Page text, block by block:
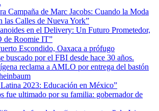
Campaña de Marc Jacobs: Cuando la Moda
las Calles de Nueva York”
en el Delivery: Un Futuro Prometedor,
de Roomie IT”
Escondido, Oaxaca a prófugo
buscado por el FBI desde hace 30 años.
reclama a AMLO por entrega del bastón
2023: Educación en México”
fue ultimado por su familia: gobernador de